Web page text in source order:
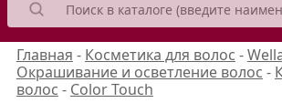
Главная - Косметика для волос -
Окрашивание и осветление волос -
волос - Color Touch